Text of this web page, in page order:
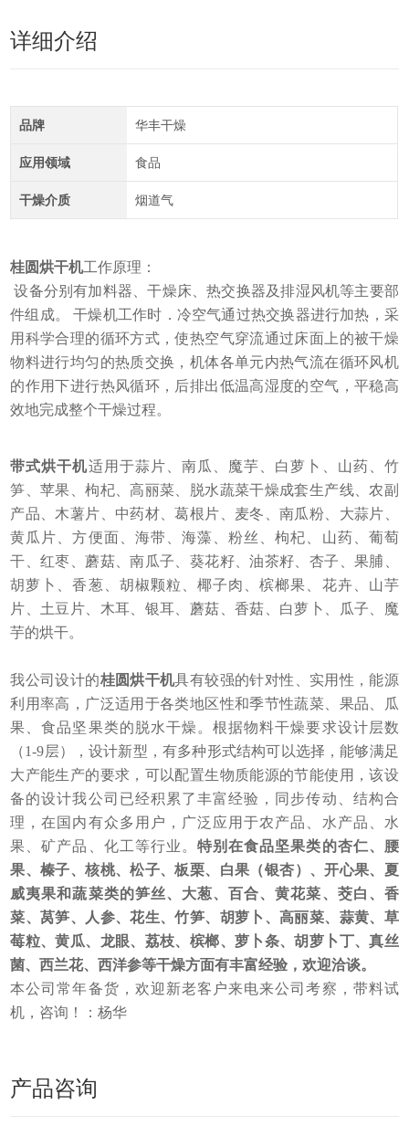
详细介绍
品牌 华丰干燥
应用领域 食品
干燥介质 烟道气
桂圆烘干机工作原理：
设备分别有加料器、干燥床、热交换器及排湿风机等主要部
件组成。 干燥机工作时．冷空气通过热交换器进行加热，采
用科学合理的循环方式，使热空气穿流通过床面上的被干燥
物料进行均匀的热质交换，机体各单元内热气流在循环风机
的作用下进行热风循环，后排出低温高湿度的空气，平稳高
效地完成整个干燥过程。
+
带式烘干机适用于蒜片、南瓜、魔芋、白萝卜、山药、竹
笋、苹果、枸杞、高丽菜、脱水蔬菜干燥成套生产线、农副
产品、木薯片、中药材、葛根片、麦冬、南瓜粉、大蒜片、
黄瓜片、方便面、海带、海藻、粉丝、枸杞、山药、葡萄
干、红枣、蘑菇、南瓜子、葵花籽、油茶籽、杏子、果脯、
胡萝卜、香葱、胡椒颗粒、椰子肉、槟榔果、花卉、山芋
片、土豆片、木耳、银耳、蘑菇、香菇、白萝卜、瓜子、魔
芋的烘干。
我公司设计的桂圆烘干机具有较强的针对性、实用性，能源
利用率高，广泛适用于各类地区性和季节性蔬菜、果品、瓜
果、食品坚果类的脱水干燥。根据物料干燥要求设计层数
（1-9层），设计新型，有多种形式结构可以选择，能够满足
大产能生产的要求，可以配置生物质能源的节能使用，该设
备的设计我公司已经积累了丰富经验，同步传动、结构合
理，在国内有众多用户，广泛应用于农产品、水产品、水
果、矿产品、化工等行业。 特别在食品坚果类的杏仁、腰
果、榛子、核桃、松子、板栗、白果（银杏） 、开心果、夏
威夷果和蔬菜类的笋丝、大葱、百合、黄花菜、茭白、香
菜、莴笋、人参、花生、竹笋、胡萝卜、高丽菜、蒜黄、草
莓粒、黄瓜、龙眼、荔枝、槟榔、萝卜条、胡萝卜丁、真丝
菌、西兰花、西洋参等干燥方面有丰富经验，欢迎洽谈。
本公司常年备货，欢迎新老客户来电来公司考察，带料试
机，咨询！：杨华
产品咨询